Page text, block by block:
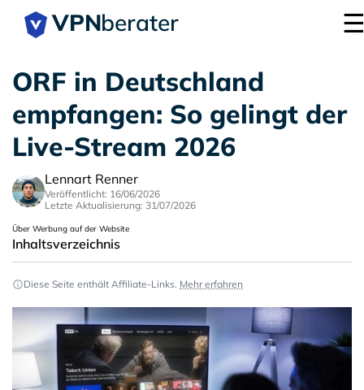
VPNberater
ORF in Deutschland
empfangen: So gelingt der
Live-Stream 2026
Lennart Renner
Veröffentlicht: 16/06/2026
Letzte Aktualisierung: 31/07/2026
Über Werbung auf der Website
Inhaltsverzeichnis
Diese Seite enthält Affiliate-Links. Mehr erfahren